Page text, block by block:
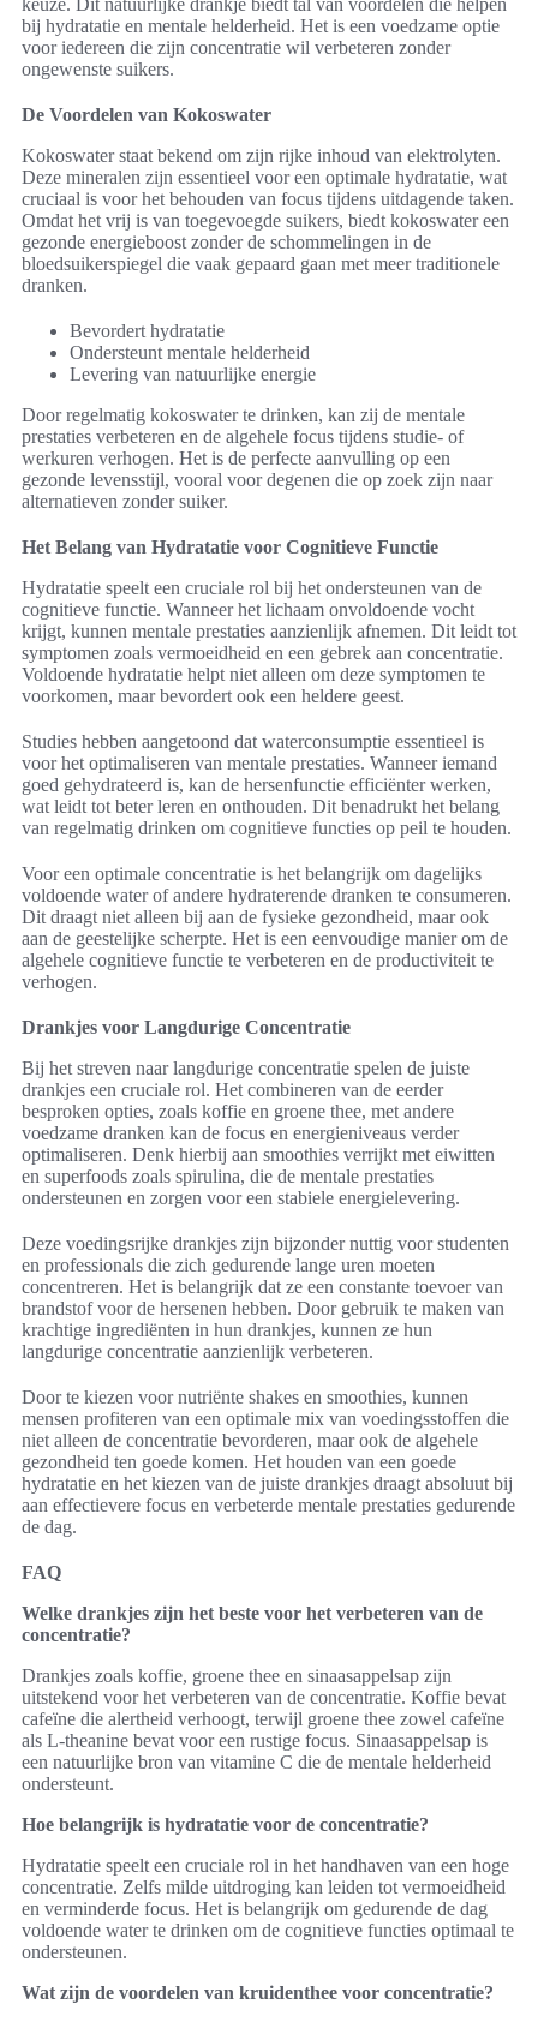
keuze. Dit natuurlijke drankje biedt tal van voordelen die helpen
bij hydratatie en mentale helderheid. Het is een voedzame optie
voor iedereen die zijn concentratie wil verbeteren zonder
ongewenste suikers.
De Voordelen van Kokoswater
Kokoswater staat bekend om zijn rijke inhoud van elektrolyten.
Deze mineralen zijn essentieel voor een optimale hydratatie, wat
cruciaal is voor het behouden van focus tijdens uitdagende taken.
Omdat het vrij is van toegevoegde suikers, biedt kokoswater een
gezonde energieboost zonder de schommelingen in de
bloedsuikerspiegel die vaak gepaard gaan met meer traditionele
dranken.
Bevordert hydratatie
Ondersteunt mentale helderheid
Levering van natuurlijke energie
Door regelmatig kokoswater te drinken, kan zij de mentale
prestaties verbeteren en de algehele focus tijdens studie- of
werkuren verhogen. Het is de perfecte aanvulling op een
gezonde levensstijl, vooral voor degenen die op zoek zijn naar
alternatieven zonder suiker.
Het Belang van Hydratatie voor Cognitieve Functie
Hydratatie speelt een cruciale rol bij het ondersteunen van de
cognitieve functie. Wanneer het lichaam onvoldoende vocht
krijgt, kunnen mentale prestaties aanzienlijk afnemen. Dit leidt tot
symptomen zoals vermoeidheid en een gebrek aan concentratie.
Voldoende hydratatie helpt niet alleen om deze symptomen te
voorkomen, maar bevordert ook een heldere geest.
Studies hebben aangetoond dat waterconsumptie essentieel is
voor het optimaliseren van mentale prestaties. Wanneer iemand
goed gehydrateerd is, kan de hersenfunctie efficiënter werken,
wat leidt tot beter leren en onthouden. Dit benadrukt het belang
van regelmatig drinken om cognitieve functies op peil te houden.
Voor een optimale concentratie is het belangrijk om dagelijks
voldoende water of andere hydraterende dranken te consumeren.
Dit draagt niet alleen bij aan de fysieke gezondheid, maar ook
aan de geestelijke scherpte. Het is een eenvoudige manier om de
algehele cognitieve functie te verbeteren en de productiviteit te
verhogen.
Drankjes voor Langdurige Concentratie
Bij het streven naar langdurige concentratie spelen de juiste
drankjes een cruciale rol. Het combineren van de eerder
besproken opties, zoals koffie en groene thee, met andere
voedzame dranken kan de focus en energieniveaus verder
optimaliseren. Denk hierbij aan smoothies verrijkt met eiwitten
en superfoods zoals spirulina, die de mentale prestaties
ondersteunen en zorgen voor een stabiele energielevering.
Deze voedingsrijke drankjes zijn bijzonder nuttig voor studenten
en professionals die zich gedurende lange uren moeten
concentreren. Het is belangrijk dat ze een constante toevoer van
brandstof voor de hersenen hebben. Door gebruik te maken van
krachtige ingrediënten in hun drankjes, kunnen ze hun
langdurige concentratie aanzienlijk verbeteren.
Door te kiezen voor nutriënte shakes en smoothies, kunnen
mensen profiteren van een optimale mix van voedingsstoffen die
niet alleen de concentratie bevorderen, maar ook de algehele
gezondheid ten goede komen. Het houden van een goede
hydratatie en het kiezen van de juiste drankjes draagt absoluut bij
aan effectievere focus en verbeterde mentale prestaties gedurende
de dag.
FAQ
Welke drankjes zijn het beste voor het verbeteren van de
concentratie?
Drankjes zoals koffie, groene thee en sinaasappelsap zijn
uitstekend voor het verbeteren van de concentratie. Koffie bevat
cafeïne die alertheid verhoogt, terwijl groene thee zowel cafeïne
als L-theanine bevat voor een rustige focus. Sinaasappelsap is
een natuurlijke bron van vitamine C die de mentale helderheid
ondersteunt.
Hoe belangrijk is hydratatie voor de concentratie?
Hydratatie speelt een cruciale rol in het handhaven van een hoge
concentratie. Zelfs milde uitdroging kan leiden tot vermoeidheid
en verminderde focus. Het is belangrijk om gedurende de dag
voldoende water te drinken om de cognitieve functies optimaal te
ondersteunen.
Wat zijn de voordelen van kruidenthee voor concentratie?